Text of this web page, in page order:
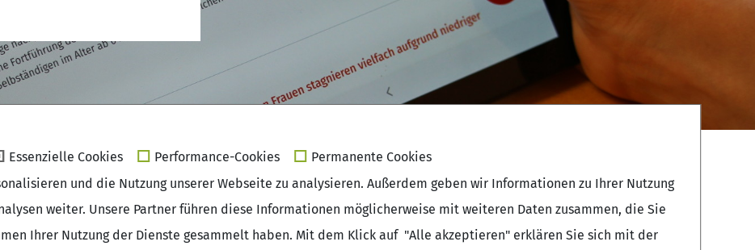
Essenzielle Cookies Performance-Cookies
Permanente Cookies
und die Nutzung unserer Webseite zu analysieren. Außerdem geben wir Informationen zu Ihrer Nutzung
weiter. Unsere Partner führen diese Informationen möglicherweise mit weiteren Daten zusammen, die Sie
Ihrer Nutzung der Dienste gesammelt haben. Mit dem Klick auf "Alle akzeptieren" erklären Sie sich mit der